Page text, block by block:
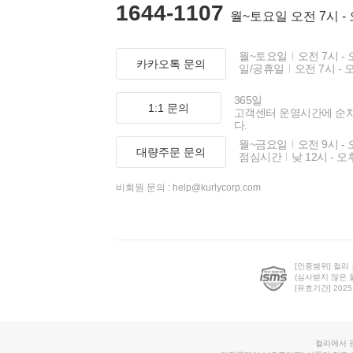
1644-1107 월~토요일 오전 7시 -
카카오톡 문의
월~토요일
오전 7시 -
일/공휴일
오전 7시 -
1:1 문의
365일
고객센터 운영시간에 순
다.
대량주문 문의
월~금요일
오전 9시 -
점심시간
낮 12시 - 오
비회원 문의 : help@kurlycorp.com
[인증범위] 컬리
(심사받지 않은
[유효기간]
컬리에서